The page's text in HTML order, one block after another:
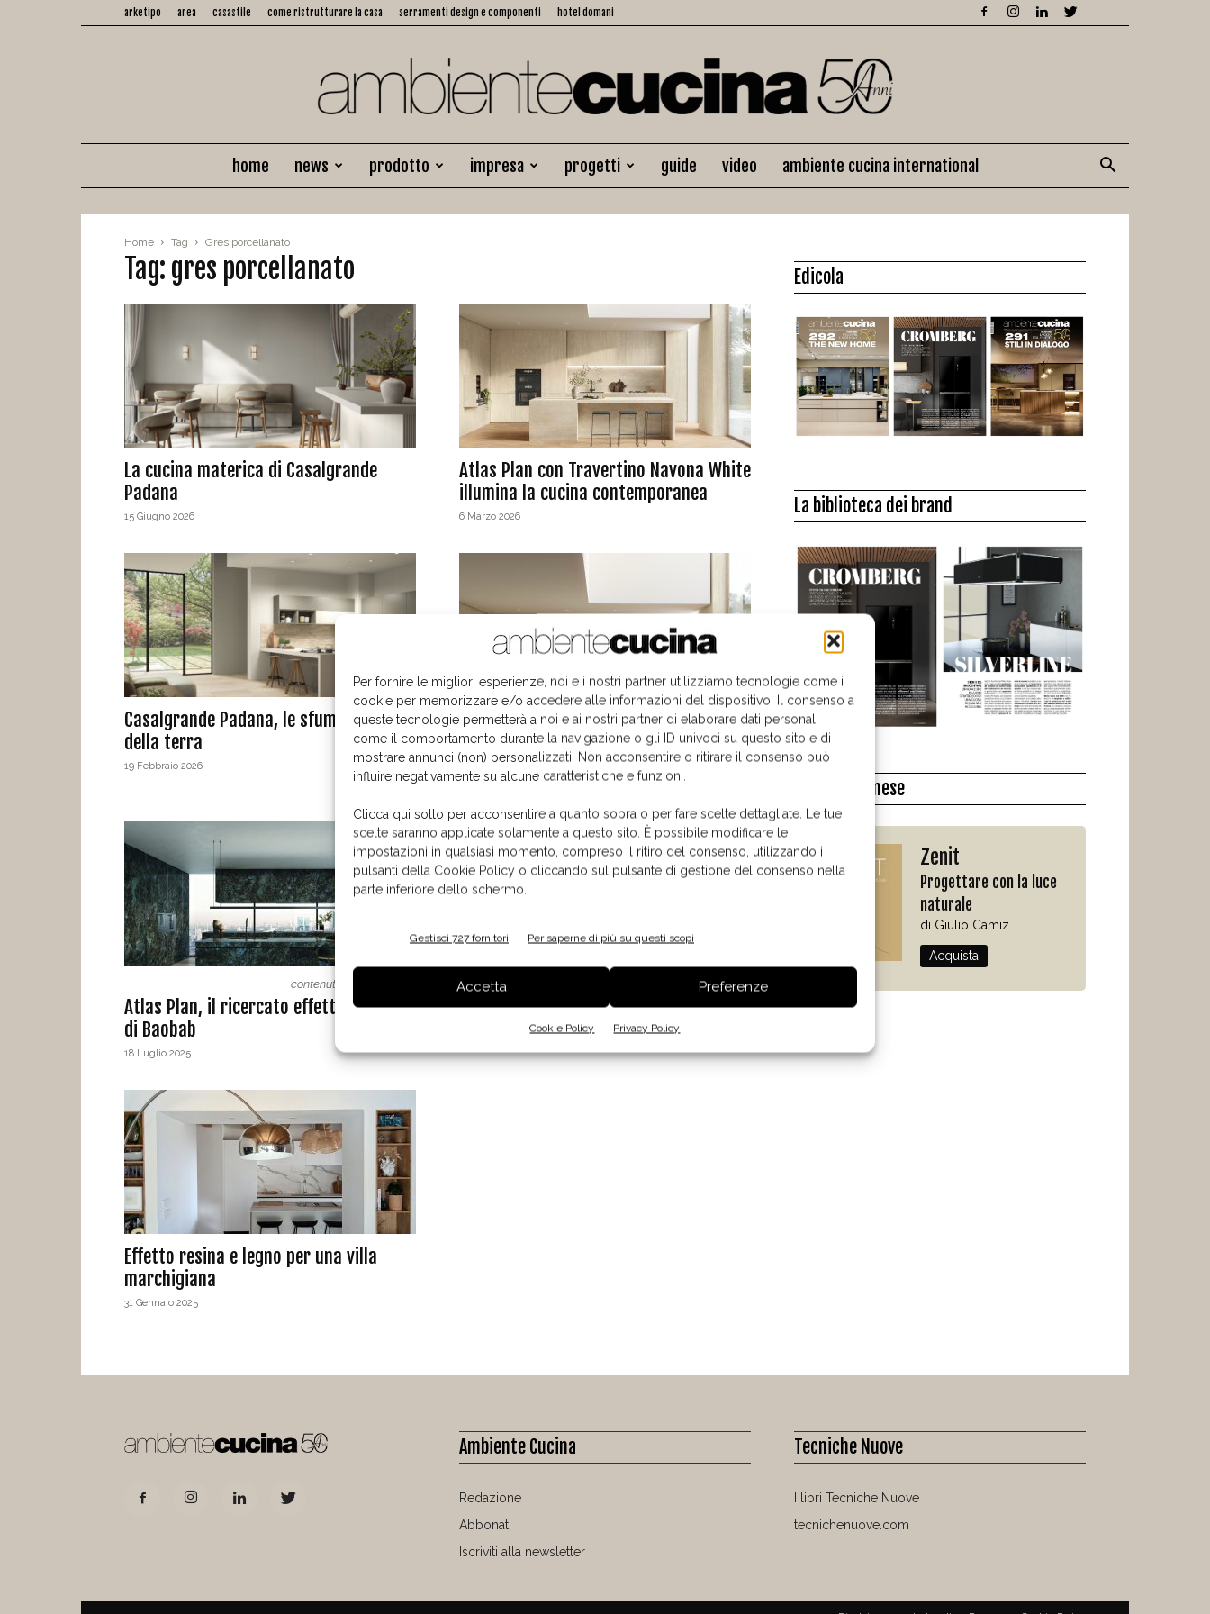
Per fornire le migliori esperienze, noi e i nostri partner utilizziamo tecnologie come i
cookie per memorizzare e/o accedere alle informazioni del dispositivo. Il consenso a
queste tecnologie permetterà a noi e ai nostri partner di elaborare dati personali
come il comportamento durante la navigazione o gli ID univoci su questo sito e di
mostrare annunci (non) personalizzati. Non acconsentire o ritirare il consenso può
influire negativamente su alcune caratteristiche e funzioni.
Clicca qui sotto per acconsentire a quanto sopra o per fare scelte dettagliate. Le tue
scelte saranno applicate solamente a questo sito. È possibile modificare le
impostazioni in qualsiasi momento, compreso il ritiro del consenso, utilizzando i
pulsanti della Cookie Policy o cliccando sul pulsante di gestione del consenso nella
parte inferiore dello schermo.
Gestisci 727 fornitori Per saperne di più su questi scopi
Accetta Preferenze
Cookie Policy Privacy Policy
arketipo area casastile come ristrutturare la casa serramenti design e componenti hotel domani
Ambiente
home news prodotto impresa progetti guide video ambiente cucina international
Home Tag Gres porcellanato
Tag: gres porcellanato
La cucina materica di Casalgrande
Padana
15 Giugno 2026
Atlas Plan con Travertino Navona White
illumina la cucina contemporanea
6 Marzo 2026
Casalgrande Padana, le sfumature
della terra
19 Febbraio 2026
contenuto sponsorizzato
Atlas Plan Travertino Navona White,
eleganza senza tempo
22 Settembre 2025
contenuto sponsorizzato
Atlas Plan, il ricercato effetto marmo
di Baobab
18 Luglio 2025
Casalgrande Padana comunica la giuria
del Grand Prix
12 Maggio 2025
Effetto resina e legno per una villa
marchigiana
31 Gennaio 2025
Edicola
La biblioteca dei brand
Il libro del mese
Zenit
Progettare con la luce
naturale
di Giulio Camiz
Acquista
Ambiente Cucina
Redazione
Abbonati
Iscriviti alla newsletter
Tecniche Nuove
I libri Tecniche Nuove
tecnichenuove.com